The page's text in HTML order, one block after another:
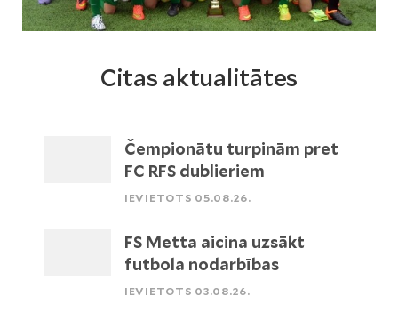
Citas aktualitātes
Čempionātu turpinām pret
FC RFS dublieriem
IEVIETOTS 05.08.26.
FS Metta aicina uzsākt
futbola nodarbības
IEVIETOTS 03.08.26.